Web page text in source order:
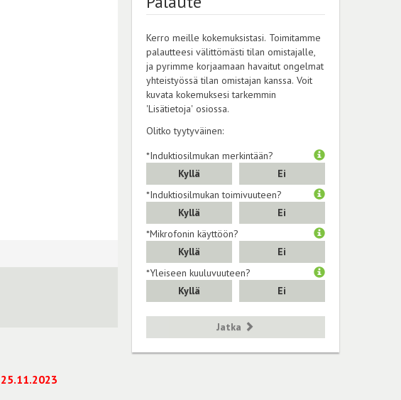
25.11.2023
Kerro meille kokemuksistasi. Toimitamme
palautteesi välittömästi tilan omistajalle,
ja pyrimme korjaamaan havaitut ongelmat
yhteistyössä tilan omistajan kanssa. Voit
kuvata kokemuksesi tarkemmin
'Lisätietoja' osiossa.
Olitko tyytyväinen:
*Induktiosilmukan merkintään?
Kyllä
Ei
*Induktiosilmukan toimivuuteen?
Kyllä
Ei
*Mikrofonin käyttöön?
Kyllä
Ei
*Yleiseen kuuluvuuteen?
Kyllä
Ei
Jatka